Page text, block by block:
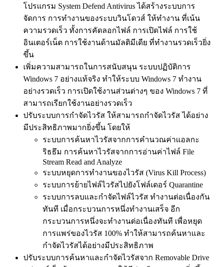
โปรแกรม System Defend Antivirus ได้สร้างระบบการ
จัดการ การทำงานของระบบวินโดวส์ ให้ทำงาน ที่เน้น
ความรวดเร็ว ทั้งการคัดลอกไฟล์ การเปิดไฟล์ การใช้
อินเตอร์เน็ต การใช้งานด้านมัลติมีเดีย ที่ทำงานรวดเร็วยิ่ง
ขึ้น
เพิ่มความสามารถในการสนับสนุน ระบบปฏิบัติการ
Windows 7 อย่างแท้จริง ทำให้ระบบ Windows 7 ทำงาน
อย่างรวดเร็ว การเปิดใช้งานส่วนต่างๆ ของ Windows 7 ที่
สามารถเรียกใช้งานอย่างรวดเร็ว
ปรับระบบการกำจัดไวรัส ให้สามารถกำจัดไวรัส ได้อย่าง
มีประสิทธิภาพมากยิ่งขึ้น โดยให้
ระบบการค้นหาไวรัสจากการคำนวณค่าแอลกะ
ริธธึม การค้นหาไวรัสจากการอ่านค่าไฟล์ File
Stream Read and Analyze
ระบบหยุดการทำงานของไวรัส (Virus Kill Process)
ระบบการย้ายไฟล์ไวรัสไปยังโฟล์เดอร์ Quarantine
ระบบการลบและกำจัดไฟล์ไวรัส ทำงานต่อเนื่องกัน
ทันที เมื่อกระบวนการหนึ่งทำงานเสร็จ อีก
กระบวนการหนึ่งจะทำงานต่อเนื่องทันที เพื่อหยุด
การแพร่ของไวรัส 100% ทำให้สามารถค้นหาและ
กำจัดไวรัสได้อย่างมีประสิทธิภาพ
ปรับระบบการค้นหาและกำจัดไวรัสจาก Removable Drive